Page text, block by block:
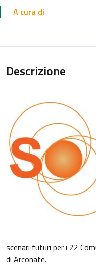
A cura di
Descrizione
scenari futuri per i 22
di Arconate.